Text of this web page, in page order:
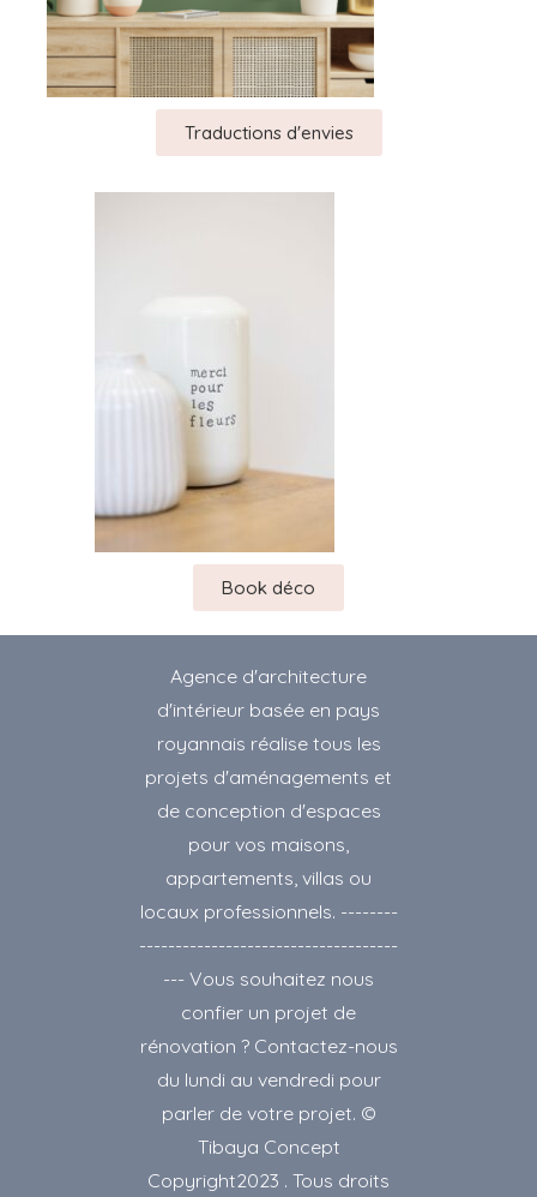
Traductions d'envies
Book déco
Agence d'architecture
d'intérieur basée en pays
royannais réalise tous les
projets d'aménagements et
de conception d'espaces
pour vos maisons,
appartements, villas ou
locaux professionnels. --------
------------------------------------
--- Vous souhaitez nous
confier un projet de
rénovation ? Contactez-nous
du lundi au vendredi pour
parler de votre projet. ©
Tibaya Concept
Copyright2023 . Tous droits